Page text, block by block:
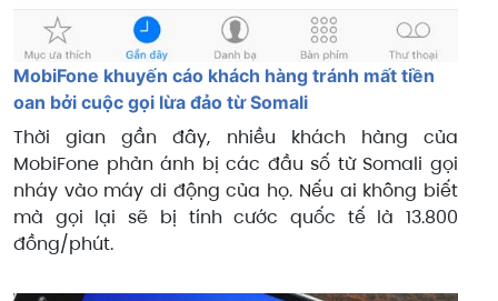
MobiFone khuyến cáo khách hàng tránh mất tiền
oan bởi cuộc gọi lừa đảo từ Somali
Thời gian gần đây, nhiều khách hàng của
MobiFone phản ánh bị các đầu số từ Somali gọi
nháy vào máy di động của họ. Nếu ai không biết
mà gọi lại sẽ bị tính cước quốc tế là 13.800
đồng/phút.